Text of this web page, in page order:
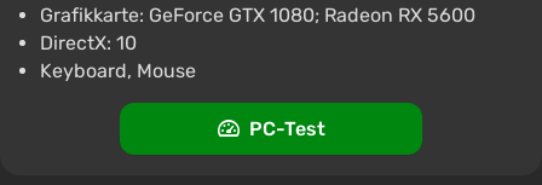
Grafikkarte: GeForce GTX 1080; Radeon RX 5600
DirectX: 10
Keyboard, Mouse
PC-Test